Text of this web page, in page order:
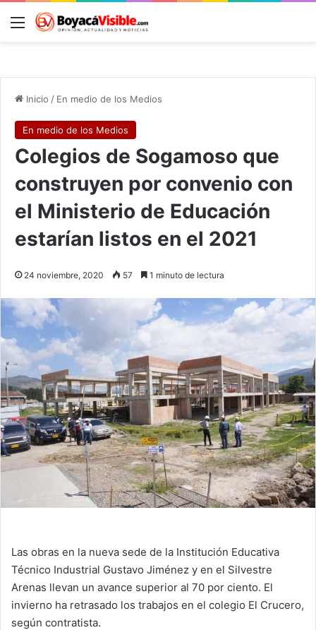
Menú
Inicio / En medio de los Medios
En medio de los Medios
Colegios de Sogamoso que
construyen por convenio con
el Ministerio de Educación
estarían listos en el 2021
24 noviembre, 2020 57 1 minuto de lectura
Las obras en la nueva sede de la Institución Educativa
Técnico Industrial Gustavo Jiménez y en el Silvestre
Arenas llevan un avance superior al 70 por ciento. El
invierno ha retrasado los trabajos en el colegio El Crucero,
según contratista.